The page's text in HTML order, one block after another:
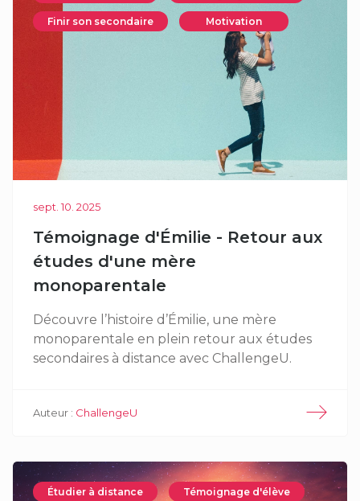
Finir son secondaire Motivation
sept. 10. 2025
Témoignage d'Émilie - Retour aux
études d'une mère
monoparentale
Découvre l’histoire d’Émilie, une mère
monoparentale en plein retour aux études
secondaires à distance avec ChallengeU.
Auteur : ChallengeU
Étudier à distance Témoignage d'élève